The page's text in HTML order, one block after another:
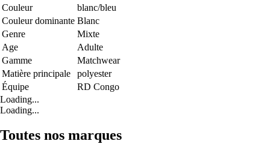
Couleur
blanc/bleu
Couleur dominante Blanc
Genre
Mixte
Age
Adulte
Gamme
Matchwear
Matière principale
polyester
Équipe
RD Congo
Loading...
Loading...
Toutes nos marques